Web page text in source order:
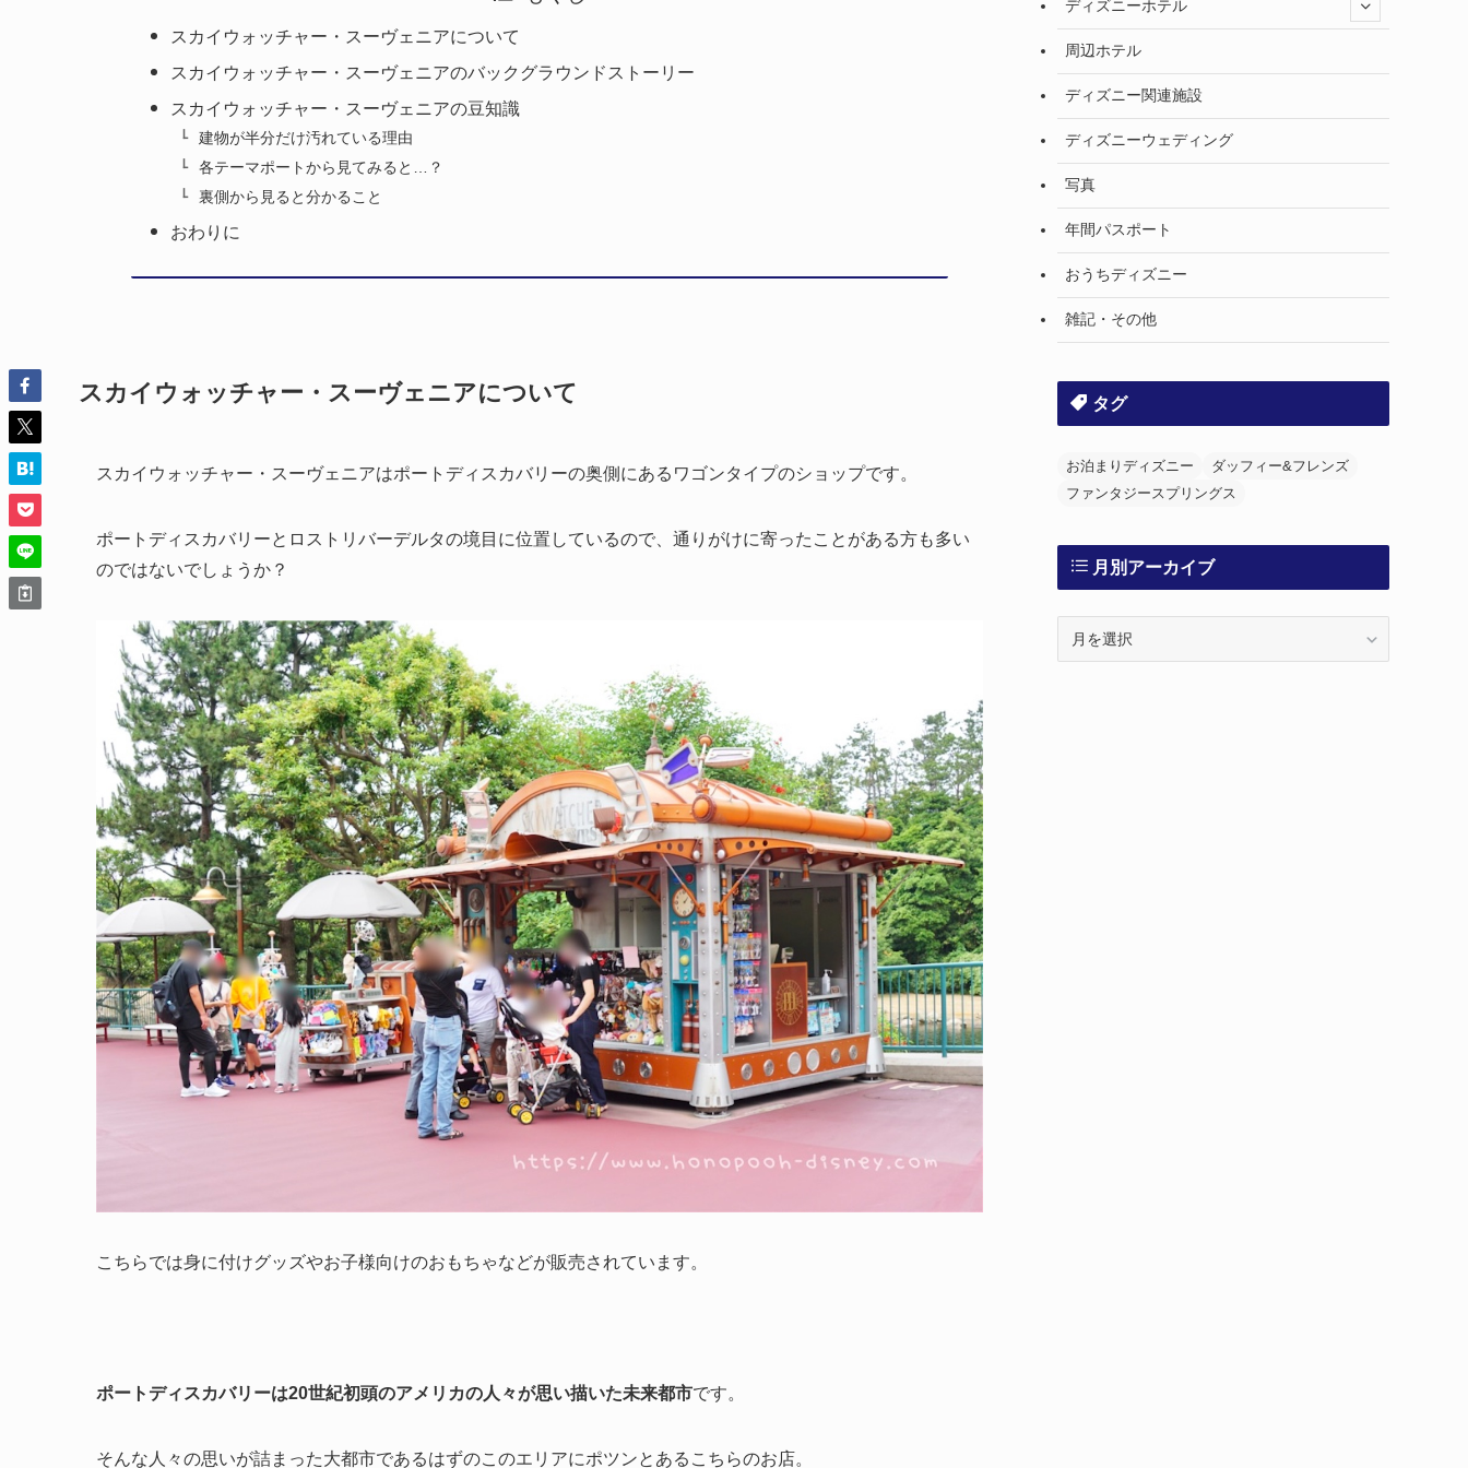
スカイウォッチャー・スーヴェニアについて
スカイウォッチャー・スーヴェニアのバックグラウンドストーリー
スカイウォッチャー・スーヴェニアの豆知識
建物が半分だけ汚れている理由
各テーマポートから見てみると…？
裏側から見ると分かること
おわりに
スカイウォッチャー・スーヴェニアについて
スカイウォッチャー・スーヴェニアはポートディスカバリーの奥側にあるワゴンタイプのショップです。
ポートディスカバリーとロストリバーデルタの境目に位置しているので、通りがけに寄ったことがある方も多い
のではないでしょうか？
こちらでは身に付けグッズやお子様向けのおもちゃなどが販売されています。
ポートディスカバリーは20世紀初頭のアメリカの人々が思い描いた未来都市です。
そんな人々の思いが詰まった大都市であるはずのこのエリアにポツンとあるこちらのお店。
ディズニーホテル
周辺ホテル
ディズニー関連施設
ディズニーウェディング
写真
年間パスポート
おうちディズニー
雑記・その他
タグ
お泊まりディズニー
ダッフィー&フレンズ
ファンタジースプリングス
月別アーカイブ